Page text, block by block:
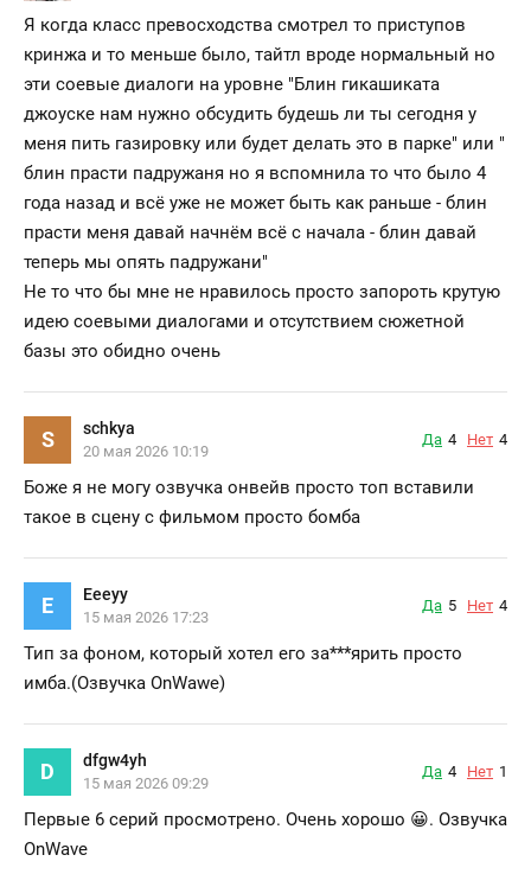
Я когда класс превосходства смотрел то приступов
кринжа и то меньше было, тайтл вроде нормальный но
эти соевые диалоги на уровне "Блин гикашиката
джоуске нам нужно обсудить будешь ли ты сегодня у
меня пить газировку или будет делать это в парке" или "
блин прасти падружаня но я вспомнила то что было 4
года назад и всё уже не может быть как раньше - блин
прасти меня давай начнём всё с начала - блин давай
теперь мы опять падружани"
Не то что бы мне не нравилось просто запороть крутую
идею соевыми диалогами и отсутствием сюжетной
базы это обидно очень
S schkya
20 мая 2026 10:19
Да 4 Нет 4
Боже я не могу озвучка онвейв просто топ вставили
такое в сцену с фильмом просто бомба
E Eeeyy
15 мая 2026 17:23
Да 5 Нет 4
Тип за фоном, который хотел его за***ярить просто
имба.(Озвучка OnWawe)
D dfgw4yh
15 мая 2026 09:29
Да 4 Нет 1
Первые 6 серий просмотрено. Очень хорошо 😀. Озвучка
OnWave